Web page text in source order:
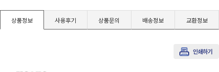
질기/원심분리기/초음파유량계/습식·건식가스메타
상품정보 사용후기 상품문의 배송정보 교환정보